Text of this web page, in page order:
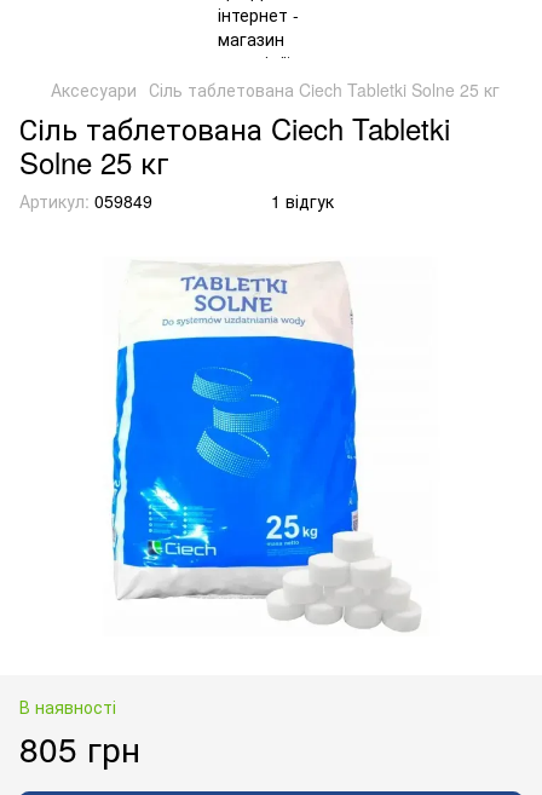
Аксесуари Сіль таблетована Ciech Tabletki Solne 25 кг
Сіль таблетована Ciech Tabletki
Solne 25 кг
Артикул: 059849 1 відгук
В наявності
805 грн